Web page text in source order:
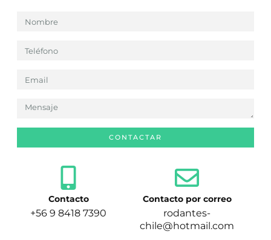
CONTACTAR
Contacto
+56 9 8418 7390
Contacto por correo
rodantes-
chile@hotmail.com